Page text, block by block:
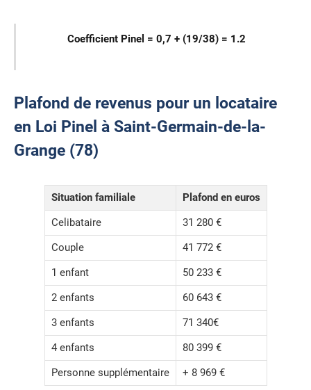
Coefficient Pinel = 0,7 + (19/38) = 1.2
Plafond de revenus pour un locataire
en Loi Pinel à Saint-Germain-de-la-
Grange (78)
Situation familiale
Plafond en euros
Celibataire
31 280 €
Couple
41 772 €
1 enfant
50 233 €
2 enfants
60 643 €
3 enfants
71 340€
4 enfants
80 399 €
Personne supplémentaire
+ 8 969 €